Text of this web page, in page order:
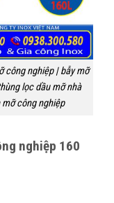
công nghiệp | bẫy mỡ
lọc dầu mỡ nhà
công nghiệp
nghiệp 160